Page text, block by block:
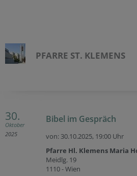
PFARRE ST. KLEMENS
30.
Oktober
2025
Bibel im Gespräch
von: 30.10.2025, 19:00 Uhr
Pfarre Hl. Klemens Maria
Meidlg. 19
1110 - Wien